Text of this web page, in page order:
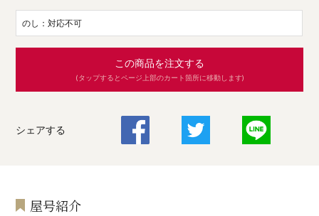
のし：対応不可
この商品を注文する
(タップするとページ上部のカート箇所に移動します)
シェアする
屋号紹介